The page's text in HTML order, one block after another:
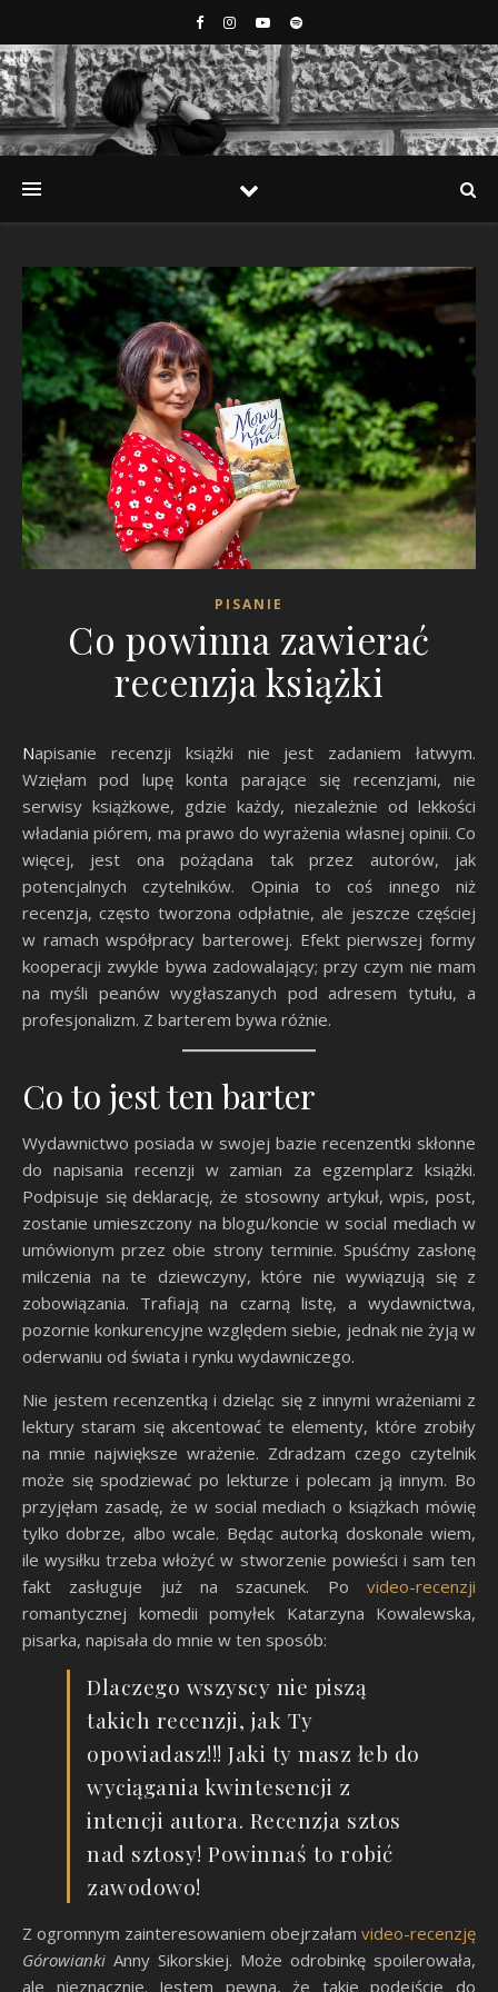
PISANIE
Co powinna zawierać
recenzja książki
Napisanie recenzji książki nie jest zadaniem łatwym.
Wzięłam pod lupę konta parające się recenzjami, nie
serwisy książkowe, gdzie każdy, niezależnie od lekkości
władania piórem, ma prawo do wyrażenia własnej opinii. Co
więcej, jest ona pożądana tak przez autorów, jak
potencjalnych czytelników. Opinia to coś innego niż
recenzja, często tworzona odpłatnie, ale jeszcze częściej
w ramach współpracy barterowej. Efekt pierwszej formy
kooperacji zwykle bywa zadowalający; przy czym nie mam
na myśli peanów wygłaszanych pod adresem tytułu, a
profesjonalizm. Z barterem bywa różnie.
Co to jest ten barter
Wydawnictwo posiada w swojej bazie recenzentki skłonne
do napisania recenzji w zamian za egzemplarz książki.
Podpisuje się deklarację, że stosowny artykuł, wpis, post,
zostanie umieszczony na blogu/koncie w social mediach w
umówionym przez obie strony terminie. Spuśćmy zasłonę
milczenia na te dziewczyny, które nie wywiązują się z
zobowiązania. Trafiają na czarną listę, a wydawnictwa,
pozornie konkurencyjne względem siebie, jednak nie żyją w
oderwaniu od świata i rynku wydawniczego.
Nie jestem recenzentką i dzieląc się z innymi wrażeniami z
lektury staram się akcentować te elementy, które zrobiły
na mnie największe wrażenie. Zdradzam czego czytelnik
może się spodziewać po lekturze i polecam ją innym. Bo
przyjęłam zasadę, że w social mediach o książkach mówię
tylko dobrze, albo wcale. Będąc autorką doskonale wiem,
ile wysiłku trzeba włożyć w stworzenie powieści i sam ten
fakt zasługuje już na szacunek. Po video-recenzji
romantycznej komedii pomyłek Katarzyna Kowalewska,
pisarka, napisała do mnie w ten sposób:
Dlaczego wszyscy nie piszą
takich recenzji, jak Ty
opowiadasz!!! Jaki ty masz łeb do
wyciągania kwintesencji z
intencji autora. Recenzja sztos
nad sztosy! Powinnaś to robić
zawodowo!
Z ogromnym zainteresowaniem obejrzałam video-recenzję
Górowianki Anny Sikorskiej. Może odrobinkę spoilerowała,
ale nieznacznie. Jestem pewna, że takie podejście do